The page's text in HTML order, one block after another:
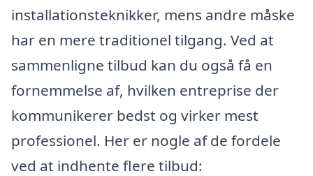
installationsteknikker, mens andre måske
har en mere traditionel tilgang. Ved at
sammenligne tilbud kan du også få en
fornemmelse af, hvilken entreprise der
kommunikerer bedst og virker mest
professionel. Her er nogle af de fordele
ved at indhente flere tilbud: